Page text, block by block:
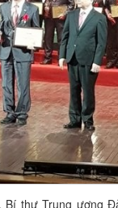
thư Trung ương